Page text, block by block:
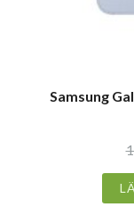
Samsung